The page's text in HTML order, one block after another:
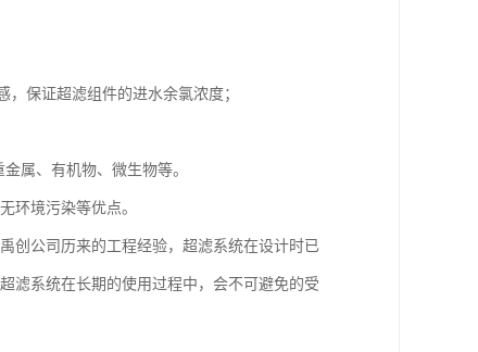
保证超滤组件的进水余氯浓度；
属、有机物、微生物等。
环境污染等优点。
创公司历来的工程经验，超滤系统在设计时已
滤系统在长期的使用过程中，会不可避免的受